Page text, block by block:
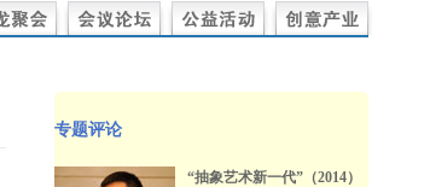
专题评论
“抽象艺术新一代”（2014）